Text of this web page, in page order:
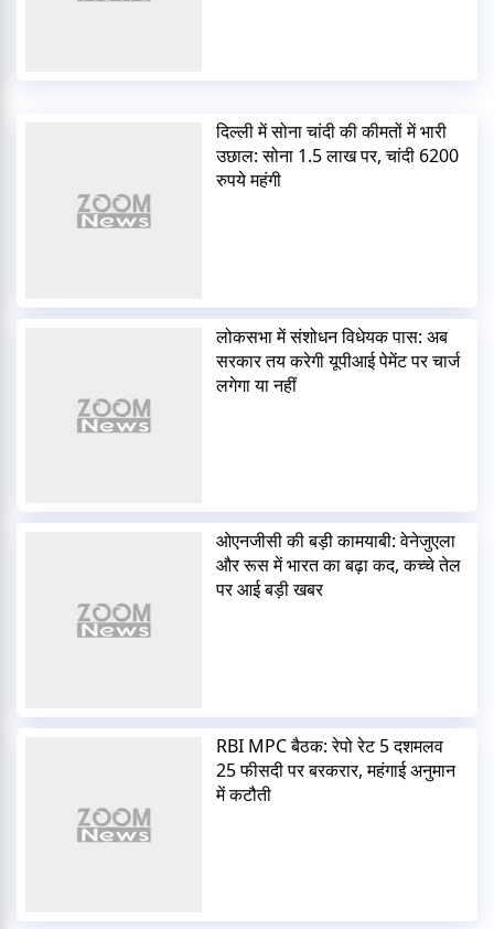
दिल्ली में सोना चांदी की कीमतों में भारी
उछाल: सोना 1.5 लाख पर, चांदी 6200
रुपये महंगी
लोकसभा में संशोधन विधेयक पास: अब
सरकार तय करेगी यूपीआई पेमेंट पर चार्ज
लगेगा या नहीं
ओएनजीसी की बड़ी कामयाबी: वेनेजुएला
और रूस में भारत का बढ़ा कद, कच्चे तेल
पर आई बड़ी खबर
RBI MPC बैठक: रेपो रेट 5 दशमलव
25 फीसदी पर बरकरार, महंगाई अनुमान
में कटौती